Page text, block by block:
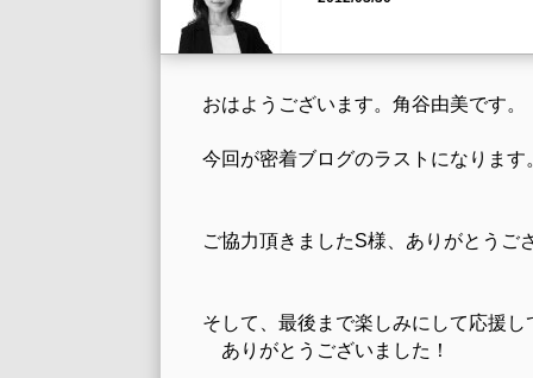
おはようございます。角谷由美です。
今回が密着ブログのラストになります
ご協力頂きましたS様、ありがとうご
そして、最後まで楽しみにして応援し
ありがとうございました！